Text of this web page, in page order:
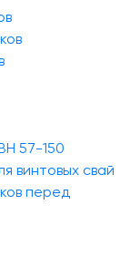
57-150
винтовых свай
перед